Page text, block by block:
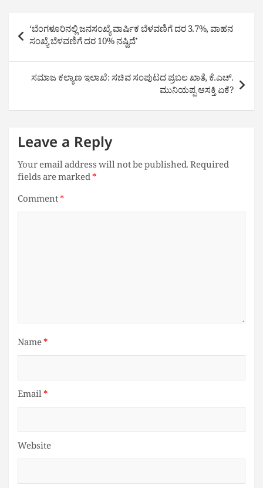
Post
navigation
‘ಬೆಂಗಳೂರಿನಲ್ಲಿ ಜನಸಂಖ್ಯೆ ವಾರ್ಷಿಕ ಬೆಳವಣಿಗೆ ದರ 3.7%, ವಾಹನ
ಸಂಖ್ಯೆ ಬೆಳವಣಿಗೆ ದರ 10% ನಷ್ಟಿದೆ’
ಸಮಾಜ ಕಲ್ಯಾಣ ಇಲಾಖೆ: ಸಚಿವ ಸಂಪುಟದ ಪ್ರಬಲ ಖಾತೆ, ಕೆ.ಎಚ್.
ಮುನಿಯಪ್ಪ ಆಸಕ್ತಿ ಏಕೆ?
Leave a Reply
Your email address will not be published.Required
fields are marked*
Comment*
Name*
Email*
Website